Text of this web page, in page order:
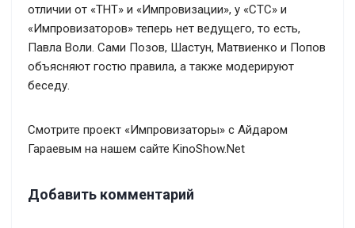
отличии от «ТНТ» и «Импровизации», у «СТС» и
«Импровизаторов» теперь нет ведущего, то есть,
Павла Воли. Сами Позов, Шастун, Матвиенко и Попов
объясняют гостю правила, а также модерируют
беседу.
Смотрите проект «Импровизаторы» с Айдаром
Гараевым на нашем сайте KinoShow.Net
Добавить комментарий